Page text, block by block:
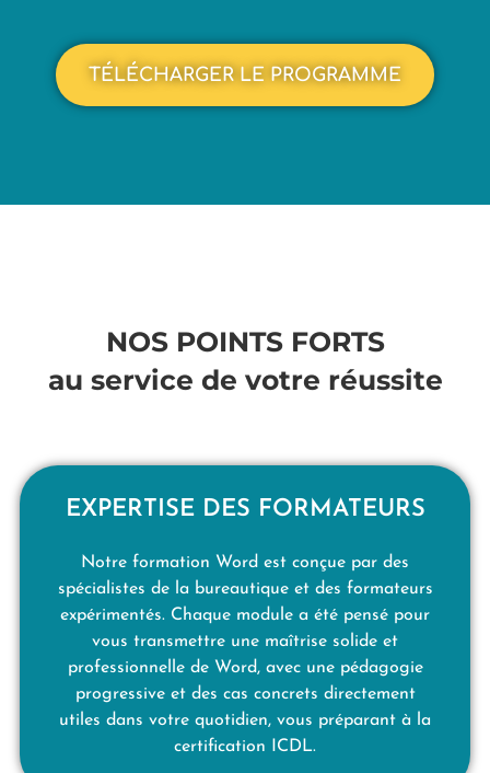
TÉLÉCHARGER LE PROGRAMME
NOS POINTS FORTS
au service de votre réussite
EXPERTISE DES FORMATEURS
Notre formation Word est conçue par des
spécialistes de la bureautique et des formateurs
expérimentés. Chaque module a été pensé pour
vous transmettre une maîtrise solide et
professionnelle de Word, avec une pédagogie
progressive et des cas concrets directement
utiles dans votre quotidien, vous préparant à la
certification ICDL.